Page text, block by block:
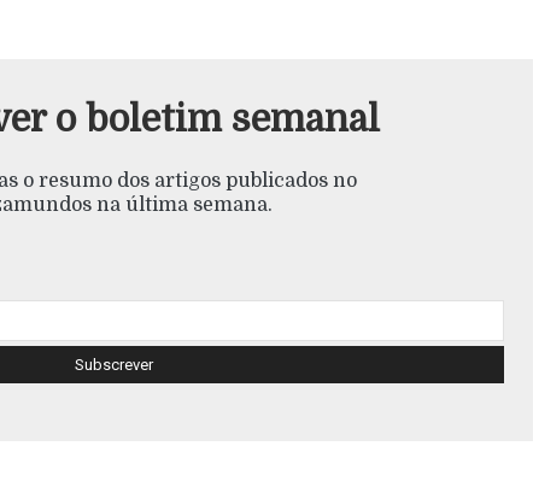
o boletim semanal
o resumo dos artigos publicados no
na última semana.